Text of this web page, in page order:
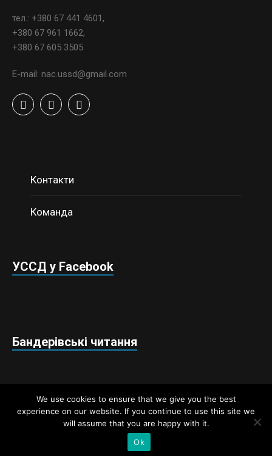
тел.: +380 67 441 4601,
+380 67 961 1662,
+380 67 605 3505
E-mail: nac.ussd@gmail.com
Контакти
Команда
УССД у Facebook
Бандерівські читання
Недержавний аналітичний центр «Українські студії
стратегічних досліджень» © 2018 / Всі права захищено
We use cookies to ensure that we give you the best
experience on our website. If you continue to use this site we
will assume that you are happy with it.
Ok